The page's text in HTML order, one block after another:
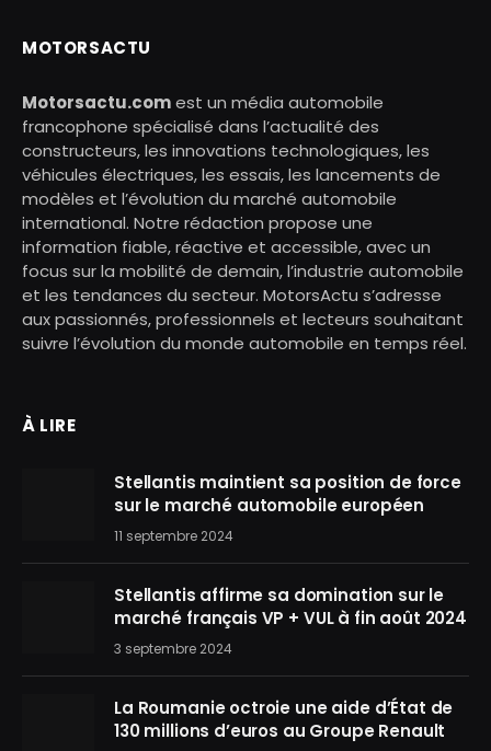
MOTORSACTU
Motorsactu.comest un média automobile
francophone spécialisé dans l’actualité des
constructeurs, les innovations technologiques, les
véhicules électriques, les essais, les lancements de
modèles et l’évolution du marché automobile
international. Notre rédaction propose une
information fiable, réactive et accessible, avec un
focus sur la mobilité de demain, l’industrie automobile
et les tendances du secteur. MotorsActu s’adresse
aux passionnés, professionnels et lecteurs souhaitant
suivre l’évolution du monde automobile en temps réel.
À LIRE
Stellantis maintient sa position de force
sur le marché automobile européen
11 septembre 2024
Stellantis affirme sa domination sur le
marché français VP + VUL à fin août 2024
3 septembre 2024
La Roumanie octroie une aide d’État de
130 millions d’euros au Groupe Renault